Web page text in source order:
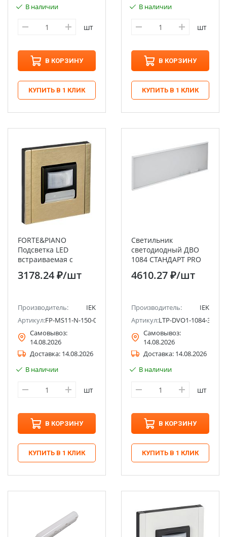
В наличии
шт
В КОРЗИНУ
КУПИТЬ В 1 КЛИК
В наличии
шт
В КОРЗИНУ
КУПИТЬ В 1 КЛИК
FORTE&PIANO
Подсветка LED
встраиваемая с
датчиком движения
FP656M металл
3178.24 ₽/шт
Производитель:
IEK
Артикул:FP-MS11-N-150-05-M-K37
Самовывоз:
14.08.2026
Доставка: 14.08.2026
В наличии
шт
В КОРЗИНУ
КУПИТЬ В 1 КЛИК
Светильник
светодиодный ДВО
1084 СТАНДАРТ PRO
36Вт 4000К Ra>90 IP20
1195х295мм опал IEK
4610.27 ₽/шт
Производитель:
IEK
Артикул:LTP-DVO1-1084-36-
Самовывоз:
14.08.2026
Доставка: 14.08.2026
В наличии
шт
В КОРЗИНУ
КУПИТЬ В 1 КЛИК